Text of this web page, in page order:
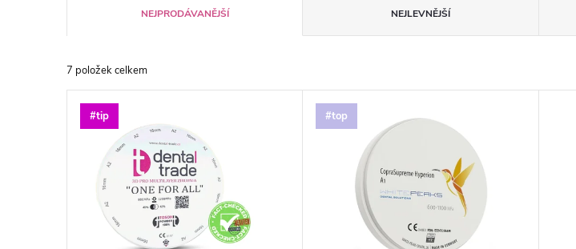
a
z
e
NEJPRODÁVANĚJŠÍ NEJLEVNĚJŠÍ
7 položek celkem
V#tip #top